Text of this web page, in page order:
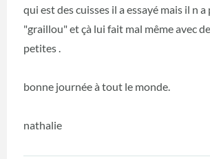
qui est des cuisses il a essayé mais il n a
"graillou" et çà lui fait mal même avec
petites .
bonne journée à tout le monde.
nathalie